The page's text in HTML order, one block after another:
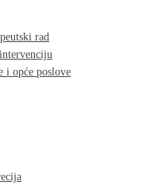
rad
i opće poslove